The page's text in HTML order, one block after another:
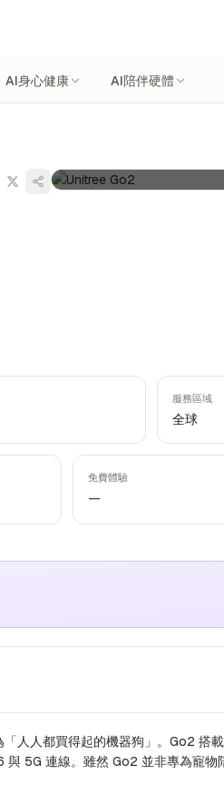
AI身心健康 AI陪伴硬體
服務區域
全球
免費體驗
—
人人都買得起的機器狗」。Go2 搭
5G 連線。雖然 Go2 並非專為寵物